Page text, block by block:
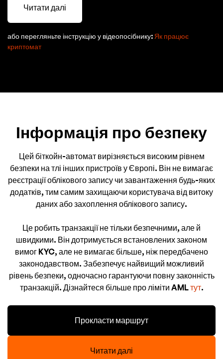
Читати далі
або перегляньте інструкцію у відеопосібнику: Як працює
криптомат
Інформація про безпеку
Цей біткойн-автомат вирізняється високим рівнем
безпеки на тлі інших пристроїв у Європі. Він не вимагає
реєстрації облікового запису чи завантаження будь-яких
додатків, тим самим захищаючи користувача від витоку
даних або захоплення облікового запису.
Це робить транзакції не тільки безпечними, але й
швидкими. Він дотримується встановлених законом
вимог KYC, але не вимагає більше, ніж передбачено
законодавством. Забезпечує найвищий можливий
рівень безпеки, одночасно гарантуючи повну законність
транзакцій. Дізнайтеся більше про ліміти AMLтут.
Прокласти маршрут
Читати далі